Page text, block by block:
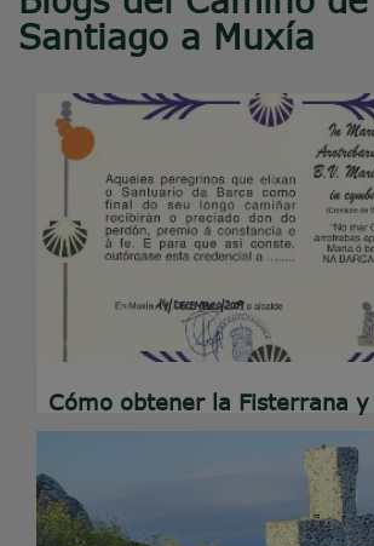
Santiago a Muxía
Cómo obtener la Fisterrana